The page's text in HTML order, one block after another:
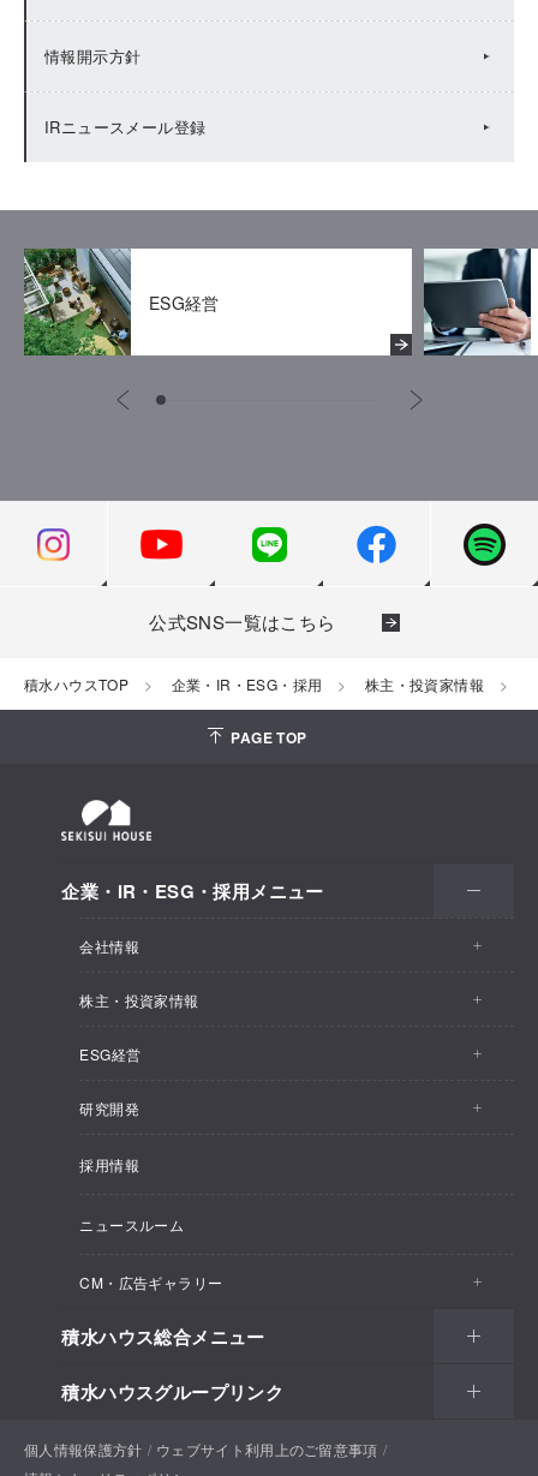
情報開示方針
IRニュースメール登録
ESG経営
公式SNS一覧はこちら
積水ハウスTOP 企業・IR・ESG・採用 株主・投資家情報
PAGE TOP
企業・IR・ESG・採用メニュー
会社情報
会社情報トップ
事業概要
企業理念
株主・投資家情報
株主・投資家情報トップ
IRトピックス
経営計画
M.D.C. Holdings, Incの買収について
受注速報
ESG経営
ESG経営トップ
CEOメッセージ
ESG経営の方針・体制
マテリアリティ
環境
ガバナンス
研究開発
しあわせ住まい研究所
総合住宅研究所
採用情報
ニュースルーム
CM・広告ギャラリー
CM・広告ギャラリートップ
CM一覧
新聞広告一覧
積水ハウス総合メニュー
住まい
戸建住宅
土地活用
積水ハウスグループリンク
積水ハウスサポートプラス
個人情報保護方針
ウェブサイト利用上のご留意事項